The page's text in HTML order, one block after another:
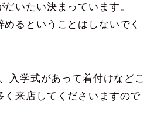
いたい決まっています。
るということはしないでく
入学式があって着付けなどこ
く来店してくださいますので